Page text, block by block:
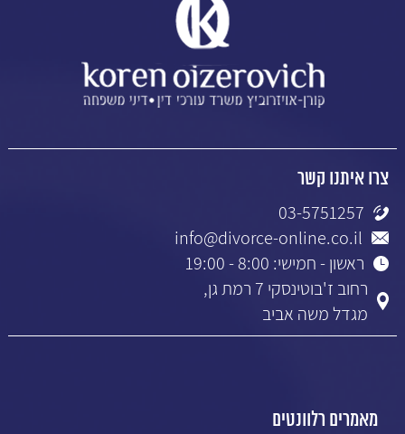
צרו איתנו קשר
03-5751257
info@divorce-online.co.il
ראשון - חמישי: 8:00 - 19:00
רחוב ז'בוטינסקי 7 רמת גן,
מגדל משה אביב
מאמרים רלוונטים